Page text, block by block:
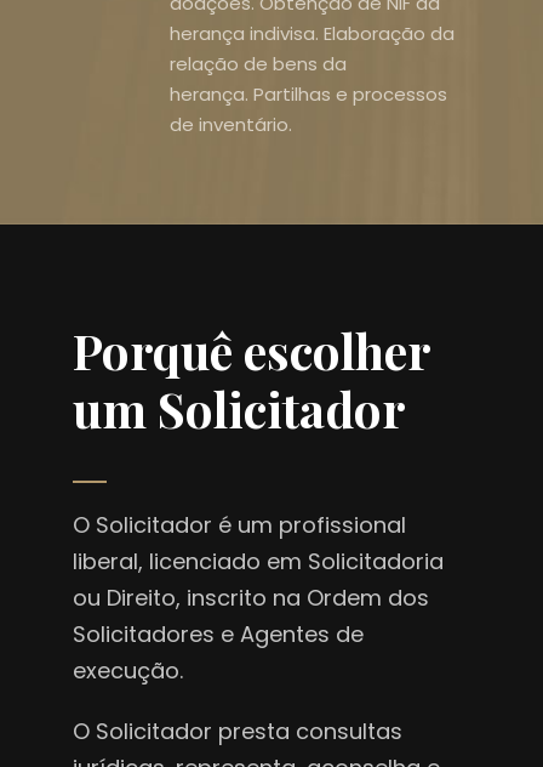
herança indivisa. Elaboração da
relação de bens da
herança. Partilhas e processos
de inventário.
Porquê escolher
um Solicitador
O Solicitador é um profissional
liberal, licenciado em Solicitadoria
ou Direito, inscrito na Ordem dos
Solicitadores e Agentes de
execução.
O Solicitador presta consultas